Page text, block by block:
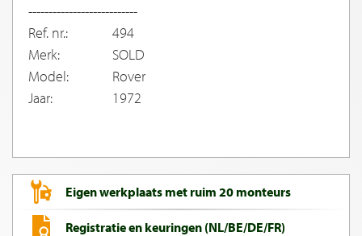
---------------------------
Ref. nr.:
494
Merk:
SOLD
Model:
Rover
Jaar:
1972
Eigen werkplaats met ruim 20 monteurs
Registratie en keuringen (NL/BE/DE/FR)